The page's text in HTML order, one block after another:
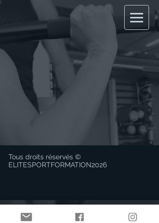
Tous droits réservés ©
ELITESPORTFORMATION2026